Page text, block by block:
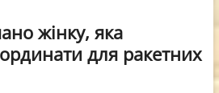
жінку, яка
для ракетних